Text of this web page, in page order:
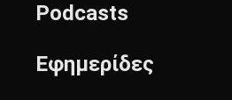
Podcasts
Εφημερίδες